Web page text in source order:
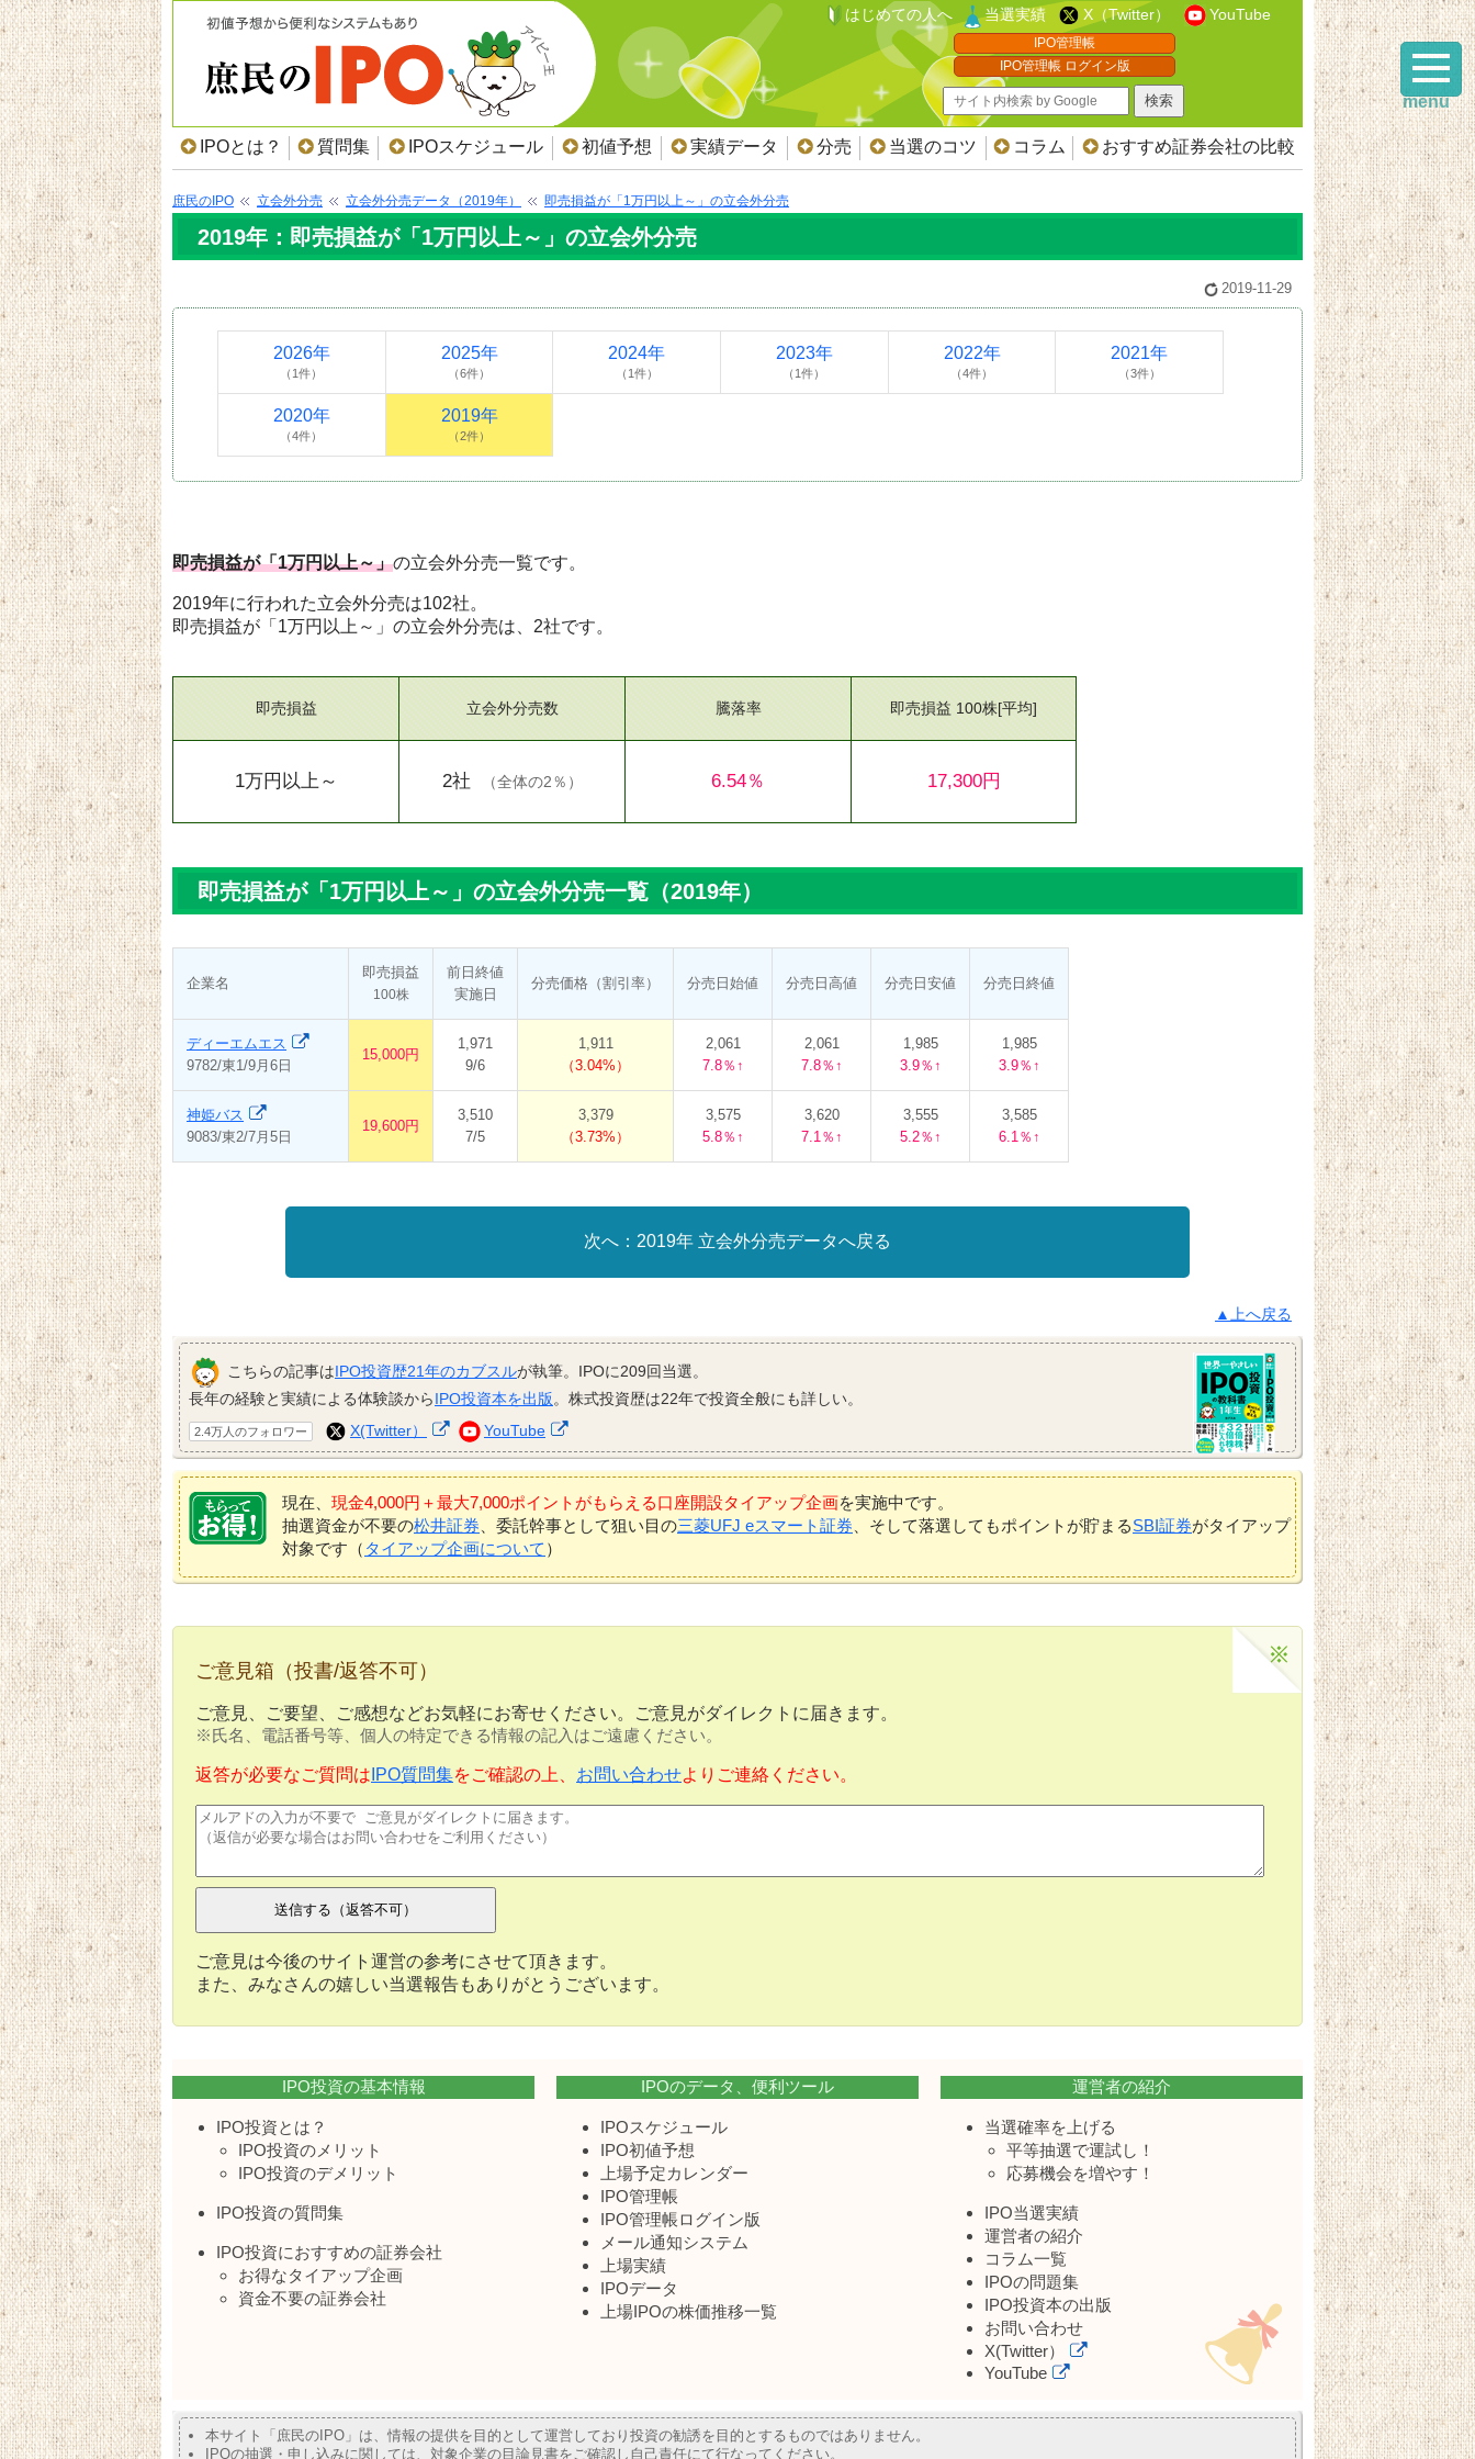
はじめての人へ 当選実績 X（Twitter） YouTube
IPO管理帳
IPO管理帳 ログイン版
IPOとは？ 質問集 IPOスケジュール 初値予想 実績データ 分売 当選のコツ コラム おすすめ証券会社の比較
庶民のIPO 立会外分売 立会外分売データ（2019年） 即売損益が「1万円以上～」の立会外分売
2019年：即売損益が「1万円以上～」の立会外分売
2019-11-29
2026年
（1件）
2025年
（6件）
2024年
（1件）
2023年
（1件）
2022年
（4件）
2021年
（3件）
2020年
（4件）
2019年
（2件）
即売損益が「1万円以上～」の立会外分売一覧です。
2019年に行われた立会外分売は102社。
即売損益が「1万円以上～」の立会外分売は、2社です。
即売損益
1万円以上～
立会外分売数
2社 （全体の2％ ）
騰落率
6.54％
即売損益 100株[平均]
17,300円
即売損益が「1万円以上～」の立会外分売一覧（2019年）
企業名
即売損益
100株
前日終値
実施日
分売価格 （割引率） 分売日 始値 分売日 高値 分売日 安値 分売日 終値
ディーエムエス
9782/東1/9月6日
15,000円
1,971
9/6
1,911
3.04%
2,061
7.8％↑
2,061
7.8％↑
1,985
3.9％↑
1,985
3.9％↑
神姫バス
9083/東2/7月5日
19,600円
3,510
7/5
3,379
3.73%
3,575
5.8％↑
3,620
7.1％↑
3,555
5.2％↑
3,585
6.1％↑
2019年 立会外分売データへ戻る
▲上へ戻る
こちらの記事はIPO投資歴21年のカブスルが執筆。IPOに209回当選。
長年の経験と実績による体験談からIPO投資本を出版。株式投資歴は22年で投資全般にも詳しい。
2.4万人のフォロワー X(Twitter） YouTube
現在、 現金4,000円＋最大7,000ポイントがもらえる口座開設タイアップ企画を実施中です。
抽選資金が不要の松井証券、委託幹事として狙い目の三菱UFJ eスマート証券、そして落選してもポイントが貯まるSBI証券がタイアップ
対象です（ タイアップ企画について ）
ご意見箱（投書/返答不可）
ご意見、ご要望、ご感想などお気軽にお寄せください。ご意見がダイレクトに届きます。
※氏名、電話番号等、個人の特定できる情報の記入はご遠慮ください。
返答が必要なご質問は IPO質問集をご確認の上、 お問い合わせよりご連絡ください。
ご意見は今後のサイト運営の参考にさせて頂きます。
また、みなさんの嬉しい当選報告もありがとうございます。
IPO投資の基本情報
IPO投資とは？
IPO投資のメリット
IPO投資のデメリット
IPO投資の質問集
IPO投資におすすめの証券会社
お得なタイアップ企画
資金不要の証券会社
IPOのデータ、便利ツール
IPOスケジュール
IPO初値予想
上場予定カレンダー
IPO管理帳
IPO管理帳ログイン版
メール通知システム
上場実績
IPOデータ
上場IPOの株価推移一覧
運営者の紹介
当選確率を上げる
平等抽選で運試し！
応募機会を増やす！
IPO当選実績
運営者の紹介
コラム一覧
IPOの問題集
IPO投資本の出版
お問い合わせ
X(Twitter）
YouTube
本サイト「庶民のIPO」は、情報の提供を目的として運営しており投資の勧誘を目的とするものではありません。
IPOの抽選・申し込みに関しては、対象企業の目論見書をご確認し自己責任にて行なってください。
menu